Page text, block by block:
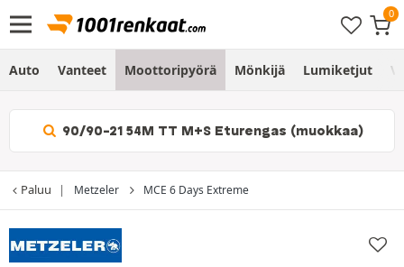
Auto Vanteet Moottoripyörä Mönkijä Lumiketjut
90/90-21 54M TT M+S Eturengas (muokkaa)
Paluu Metzeler MCE 6 Days Extreme